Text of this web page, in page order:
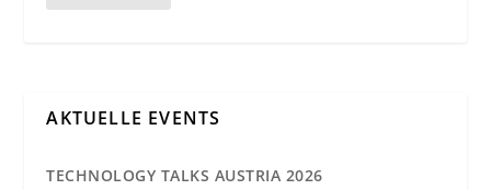
AKTUELLE EVENTS
TECHNOLOGY TALKS AUSTRIA 2026